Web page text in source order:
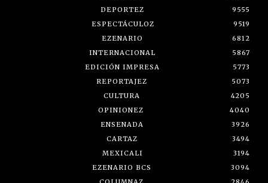
DEPORTEZ
9555
ESPECTÁCULOZ
9519
EZENARIO
6812
INTERNACIONAL
5867
EDICIÓN IMPRESA
5773
REPORTAJEZ
5073
CULTURA
4205
OPINIONEZ
4040
ENSENADA
3926
CARTAZ
3494
MEXICALI
3194
EZENARIO BCS
3094